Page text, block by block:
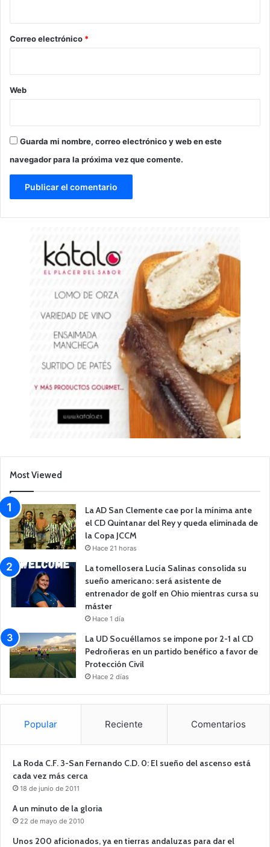
*
Correo electrónico *
Web
Guarda mi nombre, correo electrónico y web en este
navegador para la próxima vez que comente.
Most Viewed
La AD San Clemente cae por la mínima ante
el CD Quintanar del Rey y queda eliminada de
la Copa JCCM
Hace 21 horas
La tomellosera Lucía Salinas consolida su
sueño americano: será asistente de
entrenador de golf en Ohio mientras cursa su
máster
Hace 1 día
La UD Socuéllamos se impone por 2-1 al CD
Pedroñeras en un partido benéfico a favor de
Protección Civil
Hace 2 días
Popular Reciente Comentarios
La Roda C.F. 3-San Fernando C.D. 0: El sueño del ascenso está
cada vez más cerca
18 de junio de 2011
A un minuto de la gloria
22 de mayo de 2010
Unos 200 aficionados, ya en tierras andaluzas para dar el